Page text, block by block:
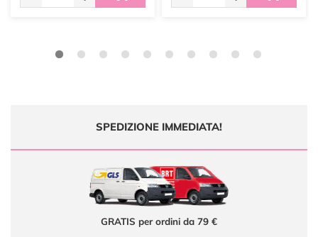
SPEDIZIONE IMMEDIATA!
GRATIS per ordini da 79 €